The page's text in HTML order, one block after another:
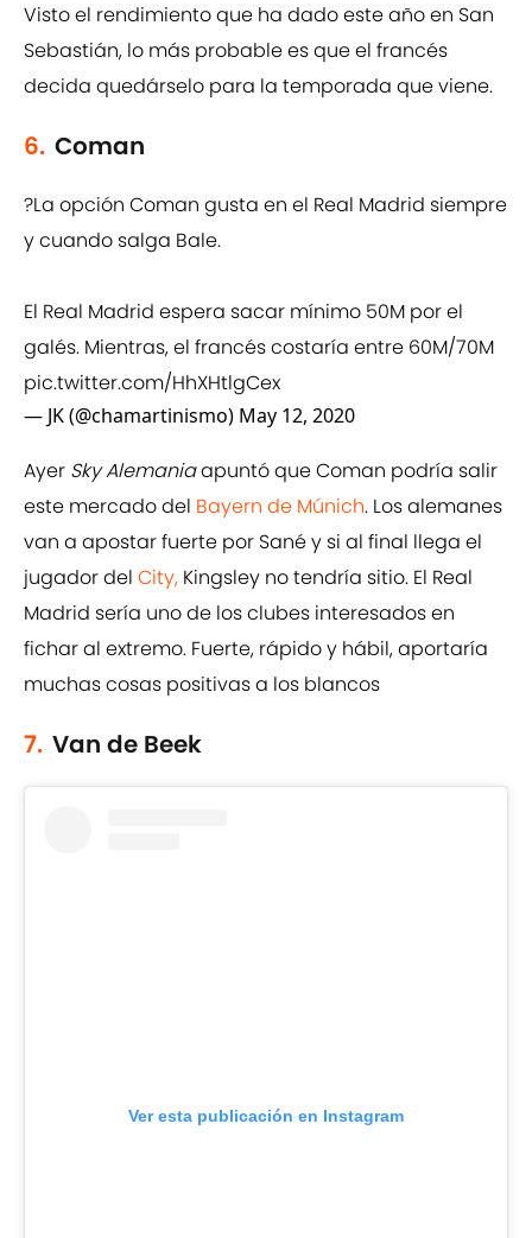
Visto el rendimiento que ha dado este año en San
Sebastián, lo más probable es que el francés
decida quedárselo para la temporada que viene.
6. Coman
?La opción Coman gusta en el Real Madrid siempre
y cuando salga Bale.
El Real Madrid espera sacar mínimo 50M por el
galés. Mientras, el francés costaría entre 60M/70M
pic.twitter.com/HhXHtlgCex
— JK (@chamartinismo) May 12, 2020
Ayer Sky Alemaniaapuntó que Coman podría salir
este mercado del Bayern de Múnich. Los alemanes
van a apostar fuerte por Sané y si al final llega el
jugador del City, Kingsley no tendría sitio. El Real
Madrid sería uno de los clubes interesados en
fichar al extremo. Fuerte, rápido y hábil, aportaría
muchas cosas positivas a los blancos
7. Van de Beek
Ver esta publicación en Instagram